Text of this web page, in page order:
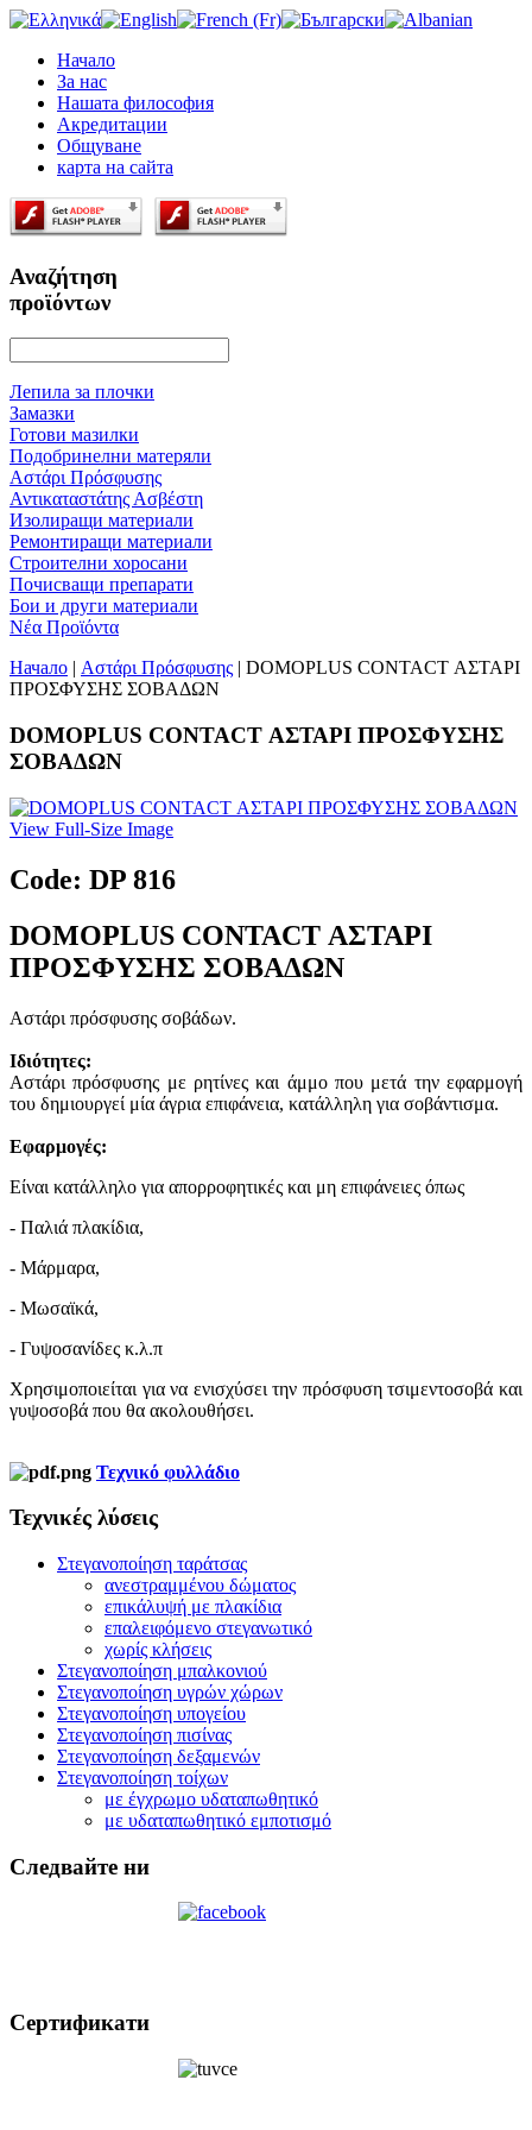
Начало
За нас
Нашата философия
Акредитации
Oбщуване
карта на сайта
Αναζήτηση
προϊόντων
Лепила за плочки
Замазки
Готови мазилки
Подобринелни матеряли
Αστάρι Πρόσφυσης
Αντικαταστάτης Ασβέστη
Изолиращи материали
Ремонтиращи материали
Строителни хоросани
Почисващи препарати
Бои и други материали
Νέα Προϊόντα
Начало | Αστάρι Πρόσφυσης | DOMOPLUS CONTACT ΑΣΤΑΡΙ
ΠΡΟΣΦΥΣΗΣ ΣΟΒΑΔΩΝ
DOMOPLUS CONTACT ΑΣΤΑΡΙ ΠΡΟΣΦΥΣΗΣ
ΣΟΒΑΔΩΝ
View Full-Size Image
Code: DP 816
DOMOPLUS CONTACT ΑΣΤΑΡΙ
ΠΡΟΣΦΥΣΗΣ ΣΟΒΑΔΩΝ
Αστάρι πρόσφυσης σοβάδων.
Ιδιότητες:
Αστάρι πρόσφυσης με ρητίνες και άμμο που μετά την εφαρμογή
του δημιουργεί μία άγρια επιφάνεια, κατάλληλη για σοβάντισμα.
Εφαρμογές:
Είναι κατάλληλο για απορροφητικές και μη επιφάνειες όπως
- Παλιά πλακίδια,
- Μάρμαρα,
- Μωσαϊκά,
- Γυψοσανίδες κ.λ.π
Χρησιμοποιείται για να ενισχύσει την πρόσφυση τσιμεντοσοβά και
γυψοσοβά που θα ακολουθήσει.
Τεχνικό φυλλάδιο
Τεχνικές λύσεις
Στεγανοποίηση ταράτσας
ανεστραμμένου δώματος
επικάλυψή με πλακίδια
επαλειφόμενο στεγανωτικό
χωρίς κλήσεις
Στεγανοποίηση μπαλκονιού
Στεγανοποίηση υγρών χώρων
Στεγανοποίηση υπογείου
Στεγανοποίηση πισίνας
Στεγανοποίηση δεξαμενών
Στεγανοποίηση τοίχων
με έγχρωμο υδαταπωθητικό
με υδαταπωθητικό εμποτισμό
Следвайте ни
Сертификати